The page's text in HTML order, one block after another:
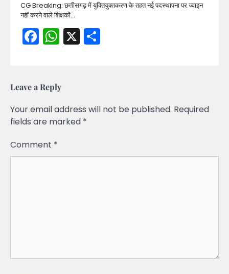
CG Breaking: छत्तीसगढ़ में युक्तियुक्तकरण के तहत नई पदस्थापना पर ज्वाइन
नहीं करने वाले शिक्षकों…
Facebook
WhatsApp
X
Leave a Reply
Your email address will not be published. Required
fields are marked *
Comment *